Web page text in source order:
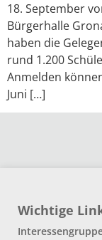
18. September
Bürgerhalle
haben die
rund 1.200
Anmelden
Juni […]
Wichtige